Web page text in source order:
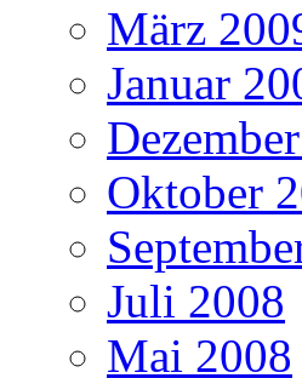
März
Januar
Oktober
Juli 2008
Mai 2008